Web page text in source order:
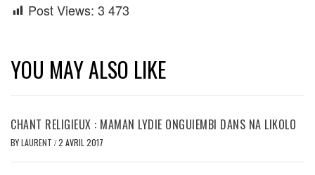
Post Views: 3 473
YOU MAY ALSO LIKE
CHANT RELIGIEUX : MAMAN LYDIE ONGUIEMBI DANS NA LIKOLO
BYLAURENT /2 AVRIL 2017